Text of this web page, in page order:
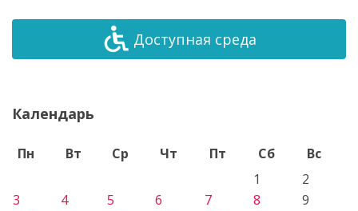
Доступная среда
Календарь
Пн Вт Ср Чт Пт Сб
Вс
1
2
3
4 5 6 7 8
9